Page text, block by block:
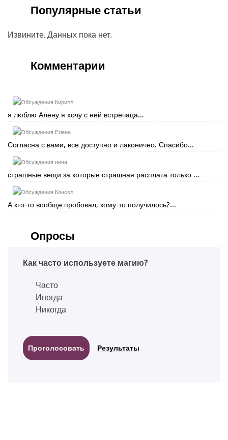
Популярные статьи
Извините. Данных пока нет.
Комментарии
Кирилл
я люблю Алену я хочу с ней встречаца...
Елена
Согласна с вами, все доступно и лаконично. Спасибо...
нина
страшные вещи за которые страшная расплата только ...
Консол
А кто-то вообще пробовал, кому-то получилось?...
Опросы
Как часто используете магию?
Часто
Иногда
Никогда
Результаты